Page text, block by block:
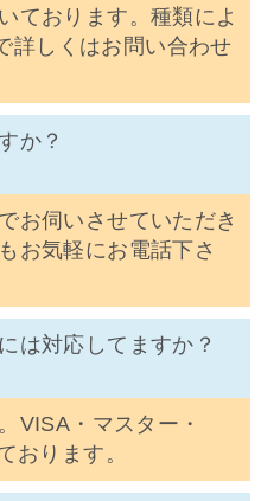
ております。種類によ
詳しくはお問い合わせ
か？
お伺いさせていただき
お気軽にお電話下さ
は対応してますか？
VISA・マスター・
おります。